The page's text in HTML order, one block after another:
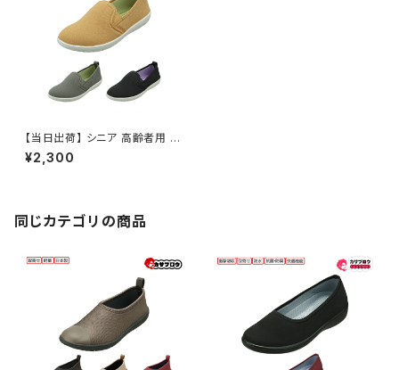
【当日出荷】 シニア 高齢者用 老
人 靴 ウォーキングシューズ Pa
nsy デイリーシューズ 2103 パ
きやすい スリッポン おすすめ
¥2,300
同じカテゴリの商品